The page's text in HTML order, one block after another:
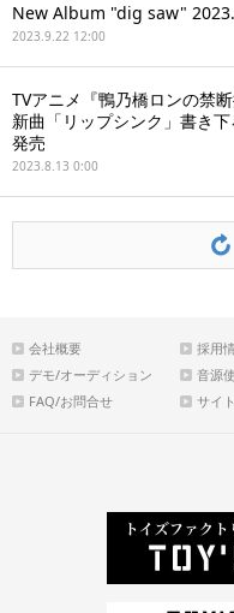
New Album "dig saw"
2023.9.22 12:00
TVアニメ『鴨乃橋ロンの禁
新曲「リップシンク」書き
発売
2023.8.13 0:00
会社概要
採用
デモ/オーディション
音源
FAQ/お問合せ
サイ